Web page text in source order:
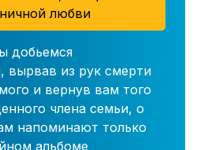
любви
добьемся
вырвав из рук смерти
и вернув вам того
члена семьи, о
напоминают только
альбоме